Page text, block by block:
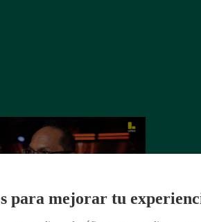
para mejorar tu